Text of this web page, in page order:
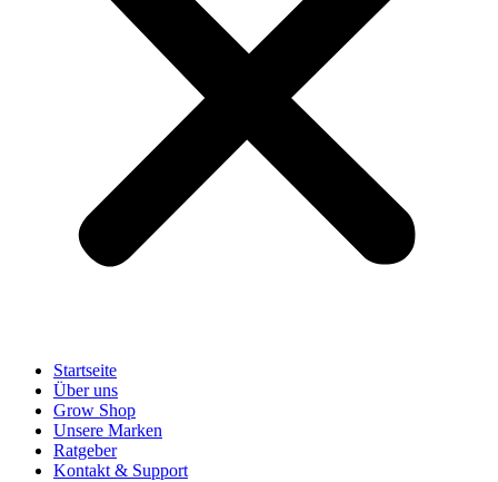
Startseite
Über uns
Grow Shop
Unsere Marken
Ratgeber
Kontakt & Support